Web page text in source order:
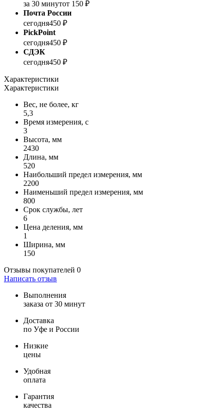
за 30 минутот 150 ₽
Почта России
сегодня450 ₽
PickPoint
сегодня450 ₽
СДЭК
сегодня450 ₽
Характеристики
Характеристики
Вес, не более, кг
5,3
Время измерения, с
3
Высота, мм
2430
Длина, мм
520
Наибольший предел измерения, мм
2200
Наименьший предел измерения, мм
800
Срок службы, лет
6
Цена деления, мм
1
Ширина, мм
150
Отзывы покупателей 0
Написать отзыв
Выполнения
заказа от 30 минут
Доставка
по Уфе и России
Низкие
цены
Удобная
оплата
Гарантия
качества